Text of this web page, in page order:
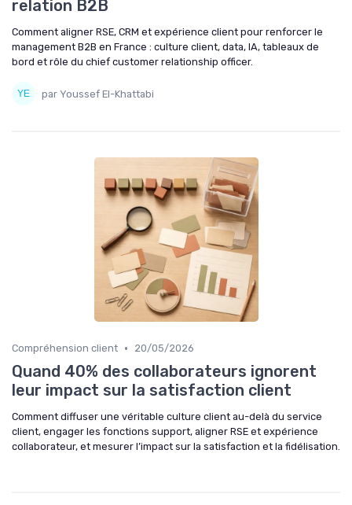
relation B2B
Comment aligner RSE, CRM et expérience client pour renforcer le
management B2B en France : culture client, data, IA, tableaux de
bord et rôle du chief customer relationship officer.
par Youssef El-Khattabi
Compréhension client • 20/05/2026
Quand 40% des collaborateurs ignorent
leur impact sur la satisfaction client
Comment diffuser une véritable culture client au-delà du service
client, engager les fonctions support, aligner RSE et expérience
collaborateur, et mesurer l’impact sur la satisfaction et la fidélisation.